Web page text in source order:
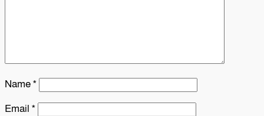
Name*
Email *